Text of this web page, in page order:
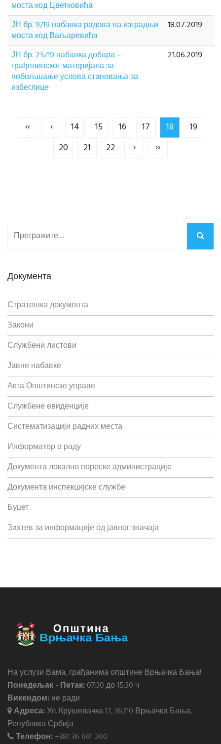
моста код Цветковића
ЈН бр. 9/19 набавка радова на изградњи
моста код Ваљаревића
18.07.2019.
ЈН бр. 25/19 набавка добара –
грађевинског материјала за
побољшање услова становања за
избеглице
21.06.2019.
‹‹ ‹ 14 15 16 17 18
19
20
21 22 › ››
Документа
Стратешка документа
Закони
Службени листови
Јавне набавке
Акта Општинске управе
Службене евиденције
Систематизацији радних места
Информатор о раду
Документа локално пореске администрације
Документа инспекцијске службе
Буџет
Захтев за информације од јавног значаја
На услузи Вама, грађанима општине Врњачка Бања!
Понедељак - Петак:07:30 до 15:30 ч
Викендом:не ради
Адреса:Ул. Крушевачка 17, 36210 Врњачка Бања,
Република Србија
Телефон:+381 36 601 200